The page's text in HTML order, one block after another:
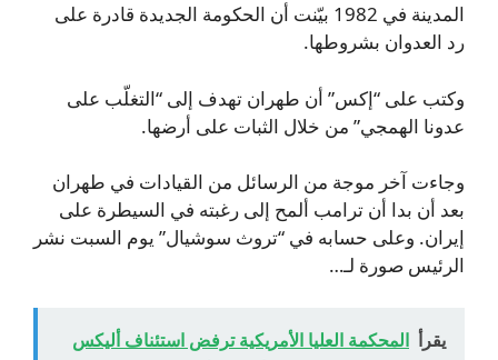
المدينة في 1982 بيّنت أن الحكومة الجديدة قادرة على
رد العدوان بشروطها.
وكتب على “إكس” أن طهران تهدف إلى “التغلّب على
عدونا الهمجي” من خلال الثبات على أرضها.
وجاءت آخر موجة من الرسائل من القيادات في طهران
بعد أن بدا أن ترامب ألمح إلى رغبته في السيطرة على
إيران. وعلى حسابه في “تروث سوشيال” يوم السبت نشر
الرئيس صورة لـ…
يقرأ المحكمة العليا الأمريكية ترفض استئناف أليكس